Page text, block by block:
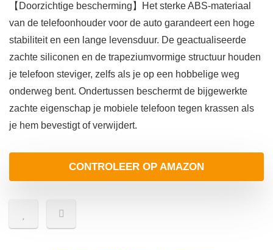
【Doorzichtige bescherming】Het sterke ABS-materiaal
van de telefoonhouder voor de auto garandeert een hoge
stabiliteit en een lange levensduur. De geactualiseerde
zachte siliconen en de trapeziumvormige structuur houden
je telefoon steviger, zelfs als je op een hobbelige weg
onderweg bent. Ondertussen beschermt de bijgewerkte
zachte eigenschap je mobiele telefoon tegen krassen als
je hem bevestigt of verwijdert.
CONTROLEER OP AMAZON